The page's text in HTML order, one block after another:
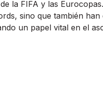
la FIFA y las
sino que también
un papel vital en el